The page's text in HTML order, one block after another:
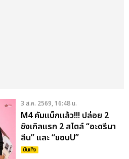
3 ส.ค. 2569, 16:48 น.
M4 คัมแบ็กแล้ว!!! ปล่อย 2
ซิงเกิลแรก 2 สไตล์ “อะดรีนา
ลีน” และ “ชอบU”
บันเทิง